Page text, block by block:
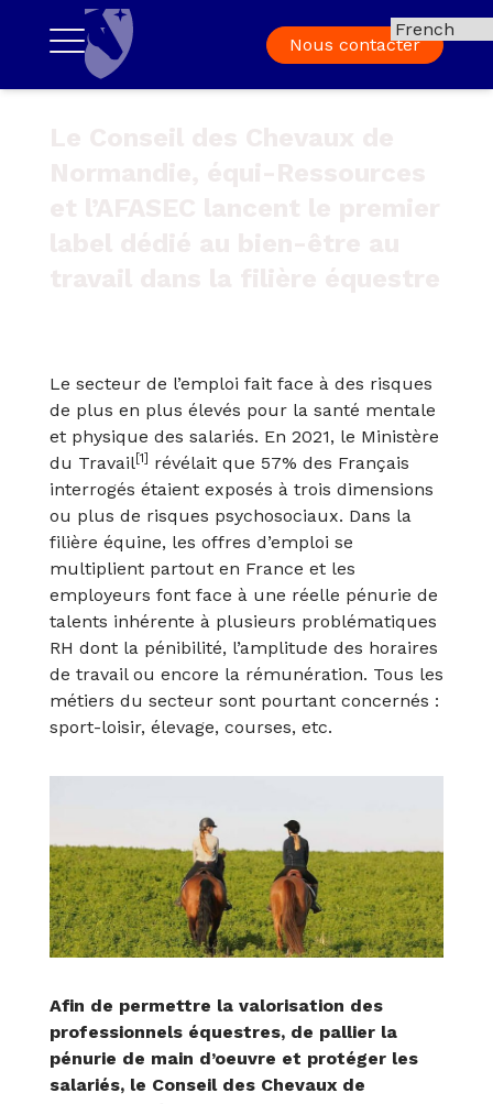
Nous contacter
Le secteur de l’emploi fait face à des risques
de plus en plus élevés pour la santé mentale
et physique des salariés. En 2021, le Ministère
du Travail[1] révélait que 57% des Français
interrogés étaient exposés à trois dimensions
ou plus de risques psychosociaux. Dans la
filière équine, les offres d’emploi se
multiplient partout en France et les
employeurs font face à une réelle pénurie de
talents inhérente à plusieurs problématiques
RH dont la pénibilité, l’amplitude des horaires
de travail ou encore la rémunération. Tous les
métiers du secteur sont pourtant concernés :
sport-loisir, élevage, courses, etc.
Afin de permettre la valorisation des
professionnels équestres, de pallier la
pénurie de main d’oeuvre et protéger les
salariés, le Conseil des Chevaux de